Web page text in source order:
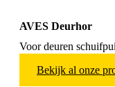
AVES Deurhor
Voor deuren
Bekijk al onze